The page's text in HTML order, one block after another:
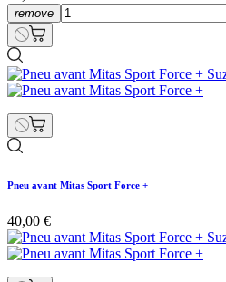
remove
Pneu avant Mitas Sport Force +
40,00 €